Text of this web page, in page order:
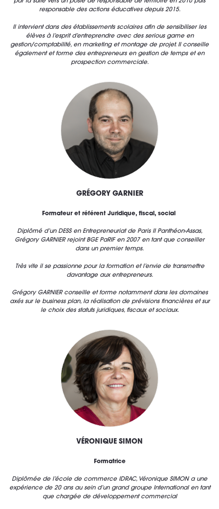
responsable des actions éducatives depuis 2015.
Il intervient dans des établissements scolaires afin de sensibiliser les
élèves à l’esprit d’entreprendre avec des serious game en
gestion/comptabilité, en marketing et montage de projet. Il conseille
également et forme des entrepreneurs en gestion de temps et en
prospection commerciale.
GRÉGORY GARNIER
Formateur et référent Juridique, fiscal, social
Diplômé d’un DESS en Entrepreneuriat de Paris II Panthéon-Assas,
Grégory GARNIER rejoint BGE PaRIF en 2007 en tant que conseiller
dans un premier temps.
Très vite il se passionne pour la formation et l’envie de transmettre
davantage aux entrepreneurs.
Grégory GARNIER conseille et forme notamment dans les domaines
axés sur le business plan, la réalisation de prévisions financières et sur
le choix des statuts juridiques, fiscaux et sociaux.
VÉRONIQUE SIMON
Formatrice
Diplômée de l’école de commerce IDRAC, Véronique SIMON a une
expérience de 20 ans au sein d’un grand groupe International en tant
que chargée de développement commercial